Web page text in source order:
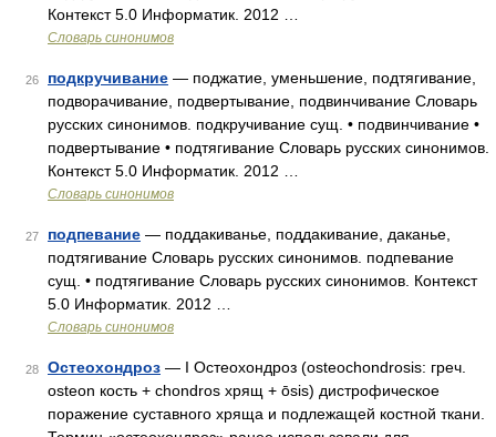
Контекст 5.0 Информатик. 2012 …
Словарь синонимов
26 подкручивание — поджатие, уменьшение, подтягивание,
подворачивание, подвертывание, подвинчивание Словарь
русских синонимов. подкручивание сущ. • подвинчивание •
подвертывание • подтягивание Словарь русских синонимов.
Контекст 5.0 Информатик. 2012 …
Словарь синонимов
27 подпевание — поддакиванье, поддакивание, даканье,
подтягивание Словарь русских синонимов. подпевание
сущ. • подтягивание Словарь русских синонимов. Контекст
5.0 Информатик. 2012 …
Словарь синонимов
28 Остеохондроз — I Остеохондроз (osteochondrosis: греч.
osteon кость + chondros хрящ + ōsis) дистрофическое
поражение суставного хряща и подлежащей костной ткани.